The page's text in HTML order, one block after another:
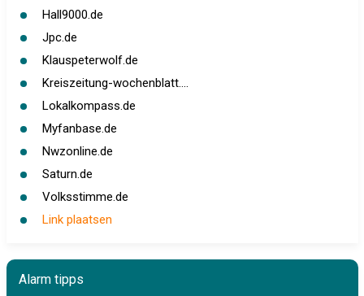
Hall9000.de
Jpc.de
Klauspeterwolf.de
Kreiszeitung-wochenblatt....
Lokalkompass.de
Myfanbase.de
Nwzonline.de
Saturn.de
Volksstimme.de
Link plaatsen
Alarm tipps